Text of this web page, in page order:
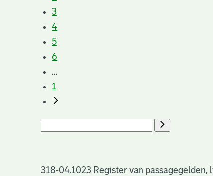
3
4
5
6
...
1
318-04.1023 Register van passagegelden,